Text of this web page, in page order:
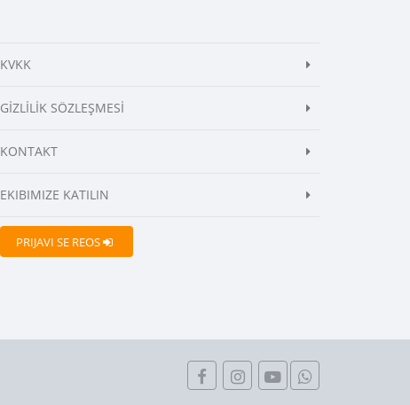
KVKK
GİZLİLİK SÖZLEŞMESİ
KONTAKT
EKIBIMIZE KATILIN
PRIJAVI SE REOS